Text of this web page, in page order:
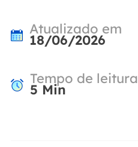
Atualizado em
18/06/2026
Tempo de leitura
5 Min